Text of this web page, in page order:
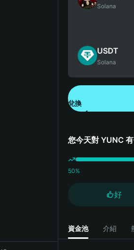
Solana
USDT
Solana
兌換
您今天對 YUNC
50%
好
資金池 介紹